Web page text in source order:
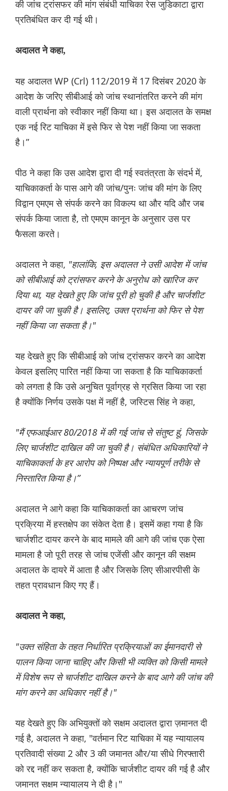
की जांच ट्रांसफर की मांग संबंधी याचिका रेस जुडिकाटा द्वारा
प्रतिबंधित कर दी गई थी।
अदालत ने कहा,
यह अदालत WP (Crl) 112/2019 में 17 दिसंबर 2020 के
आदेश के जर‌िए सीबीआई को जांच स्थानांतरित करने की मांग
वाली प्रार्थना को स्वीकार नहीं किया था। इस अदालत के समक्ष
एक नई रिट याचिका में इसे फिर से पेश नहीं किया जा सकता
है।”
पीठ ने कहा कि उस आदेश द्वारा दी गई स्वतंत्रता के संदर्भ में,
याचिकाकर्ता के पास आगे की जांच/पुनः जांच की मांग के लिए
विद्वान एमएम से संपर्क करने का विकल्प था और यदि और जब
संपर्क किया जाता है, तो एमएम कानून के अनुसार उस पर
फैसला करते।
अदालत ने कहा, "हालांकि, इस अदालत ने उसी आदेश में जांच
को सीबीआई को ट्रांसफर करने के अनुरोध को खारिज कर
दिया था, यह देखते हुए कि जांच पूरी हो चुकी है और चार्जशीट
दायर की जा चुकी है। इसलिए, उक्त प्रार्थना को फिर से पेश
नहीं किया जा सकता है।"
यह देखते हुए कि सीबीआई को जांच ट्रांसफर करने का आदेश
केवल इसलिए पारित नहीं किया जा सकता है कि याचिकाकर्ता
को लगता है कि उसे अनुचित पूर्वाग्रह से ग्रसित किया जा रहा
है क्योंकि निर्णय उसके पक्ष में नहीं है, जस्टिस सिंह ने कहा,
"मैं एफआईआर 80/2018 में की गई जांच से संतुष्ट हूं, जिसके
लिए चार्जशीट दाखिल की जा चुकी है। संबंधित अधिकारियों ने
याचिकाकर्ता के हर आरोप को निष्पक्ष और न्यायपूर्ण तरीके से
निस्तारित किया है।”
अदालत ने आगे कहा कि याचिकाकर्ता का आचरण जांच
प्रक्रिया में हस्तक्षेप का संकेत देता है। इसमें कहा गया है कि
चार्जशीट दायर करने के बाद मामले की आगे की जांच एक ऐसा
मामला है जो पूरी तरह से जांच एजेंसी और कानून की सक्षम
अदालत के दायरे में आता है और जिसके लिए सीआरपीसी के
तहत प्रावधान किए गए हैं।
अदालत ने कहा,
"उक्त संहिता के तहत निर्धारित प्रक्रियाओं का ईमानदारी से
पालन किया जाना चाहिए और किसी भी व्यक्ति को किसी मामले
में विशेष रूप से चार्जशीट दाखिल करने के बाद आगे की जांच की
मांग करने का अधिकार नहीं है।"
यह देखते हुए कि अभियुक्तों को सक्षम अदालत द्वारा ज़मानत दी
गई है, अदालत ने कहा, "वर्तमान रिट याचिका में यह न्यायालय
प्रतिवादी संख्या 2 और 3 की जमानत और/या सीधे गिरफ्तारी
को रद्द नहीं कर सकता है, क्योंकि चार्जशीट दायर की गई है और
जमानत सक्षम न्यायालय ने दी है।"